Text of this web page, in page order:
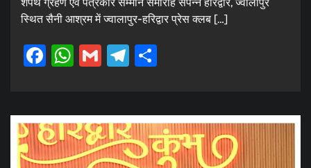
स्थित सैनी आश्रम में ज्वालापुर-हरिद्वार प्रेस क्लब […]
Facebook
WhatsApp
GmailTelegram